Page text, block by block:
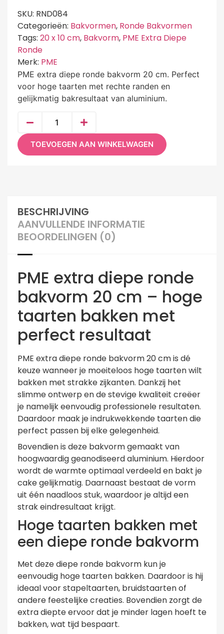
SKU: RND084
Categorieën: Bakvormen, Ronde Bakvormen
Tags: 20 x 10 cm, Bakvorm, PME Extra Diepe
Ronde
Merk: PME
PME extra diepe ronde bakvorm 20 cm. Perfect
voor hoge taarten met rechte randen en
gelijkmatig bakresultaat van aluminium.
TOEVOEGEN AAN WINKELWAGEN
BESCHRIJVING
AANVULLENDE INFORMATIE
BEOORDELINGEN (0)
PME extra diepe ronde
bakvorm 20 cm – hoge
taarten bakken met
perfect resultaat
PME extra diepe ronde bakvorm 20 cm is dé
keuze wanneer je moeiteloos hoge taarten wilt
bakken met strakke zijkanten. Dankzij het
slimme ontwerp en de stevige kwaliteit creëer
je namelijk eenvoudig professionele resultaten.
Daardoor maak je indrukwekkende taarten die
perfect passen bij elke gelegenheid.
Bovendien is deze bakvorm gemaakt van
hoogwaardig geanodiseerd aluminium. Hierdoor
wordt de warmte optimaal verdeeld en bakt je
cake gelijkmatig. Daarnaast bestaat de vorm
uit één naadloos stuk, waardoor je altijd een
strak eindresultaat krijgt.
Hoge taarten bakken met
een diepe ronde bakvorm
Met deze diepe ronde bakvorm kun je
eenvoudig hoge taarten bakken. Daardoor is hij
ideaal voor stapeltaarten, bruidstaarten of
andere feestelijke creaties. Bovendien zorgt de
extra diepte ervoor dat je minder lagen hoeft te
bakken, wat tijd bespaart.